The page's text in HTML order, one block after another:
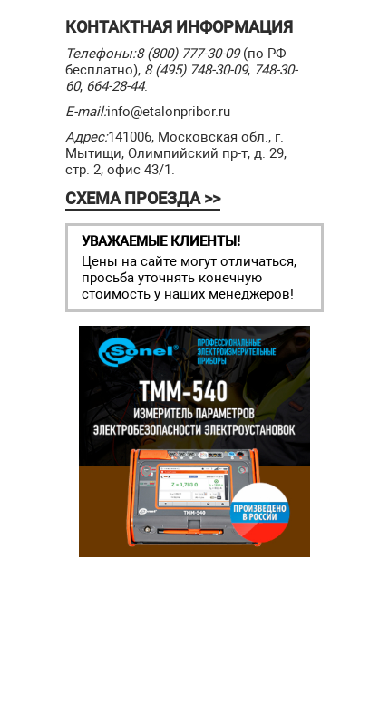
КОНТАКТНАЯ ИНФОРМАЦИЯ
Телефоны:8 (800) 777-30-09(по РФ
бесплатно), 8 (495) 748-30-09, 748-30-
60, 664-28-44.
E-mail:info@etalonpribor.ru
Адрес:141006, Московская обл., г.
Мытищи, Олимпийский пр-т, д. 29,
стр. 2, офис 43/1.
СХЕМА ПРОЕЗДА >>
УВАЖАЕМЫЕ КЛИЕНТЫ!
Цены на сайте могут отличаться,
просьба уточнять конечную
стоимость у наших менеджеров!